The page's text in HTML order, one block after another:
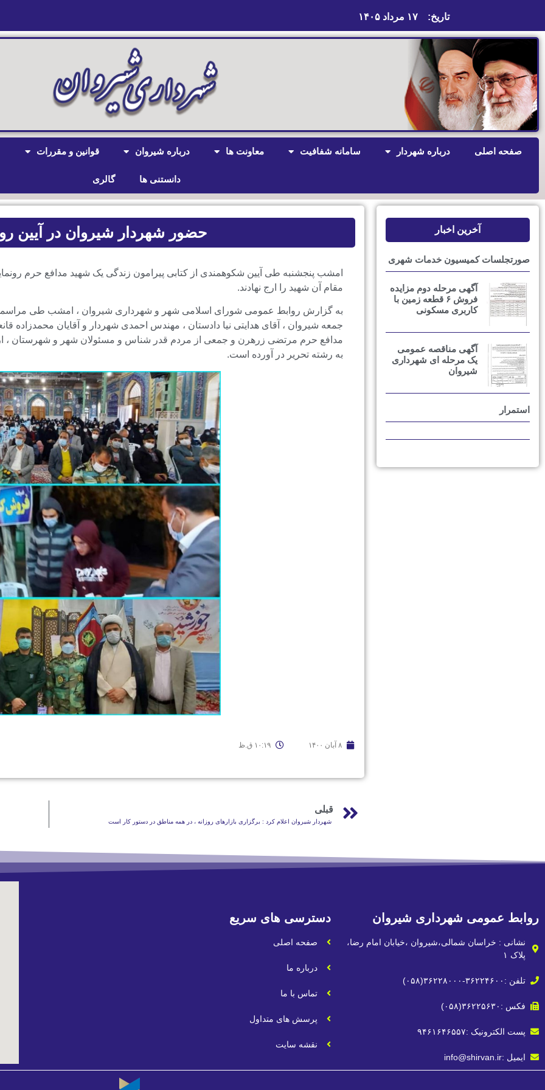
تاریخ: ۱۷ مرداد ۱۴۰۵
صفحه اصلی درباره شهردار سامانه شفافیت معاونت ها درباره شیروان قوانین و مقررات
دانستنی ها گالری
آخرین اخبار
صورتجلسات کمیسیون خدمات شهری
آگهی مرحله دوم مزایده
فروش ۶ قطعه زمین با
کاربری مسکونی
آگهی مناقصه عمومی
یک مرحله ای شهرداری
شیروان
استمرار
حضور شهردار شیروان در آیین
امشب پنجشنبه طی آیین شکوهمندی از کتابی پیرامون زندگی یک شهید مدافع حرم
مقام آن شهید را ارج نهادند.
به گزارش روابط عمومی شورای اسلامی شهر و شهرداری شیروان ، امشب طی مراسمی
جمعه شیروان ، آقای هدایتی نیا دادستان ، مهندس احمدی شهردار و آقایان محمدزاده
مدافع حرم مرتضی زرهرن و جمعی از مردم قدر شناس و مسئولان شهر و شهرستان ، از
به رشته تحریر در آورده است.
۸ آبان ۱۴۰۰ ۱۰:۱۹ ق.ظ
قبلی
‍ شهردار شیروان اعلام کرد : برگزاری بازارهای روزانه ، در همه مناطق در دستور کار است
روابط عمومی شهرداری شیروان
نشانی : خراسان شمالی،شیروان ،خیابان امام رضا،
پلاک ۱
تلفن :۳۶۲۲۴۶۰۰-۳۶۲۲۸۰۰۰(۰۵۸)
فکس :۳۶۲۲۵۶۳۰(۰۵۸)
پست الکترونیک :۹۴۶۱۶۴۶۵۵۷
ایمیل :info@shirvan.ir
دسترسی های سریع
صفحه اصلی
درباره ما
تماس با ما
پرسش های متداول
نقشه سایت